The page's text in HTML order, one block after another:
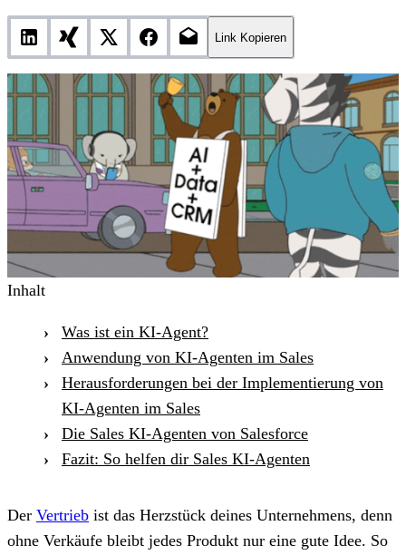
Link Kopieren
Inhalt
Was ist ein KI-Agent?
Anwendung von KI-Agenten im Sales
Herausforderungen bei der Implementierung von
KI-Agenten im Sales
Die Sales KI-Agenten von Salesforce
Fazit: So helfen dir Sales KI-Agenten
Der Vertrieb ist das Herzstück deines Unternehmens, denn
ohne Verkäufe bleibt jedes Produkt nur eine gute Idee. So